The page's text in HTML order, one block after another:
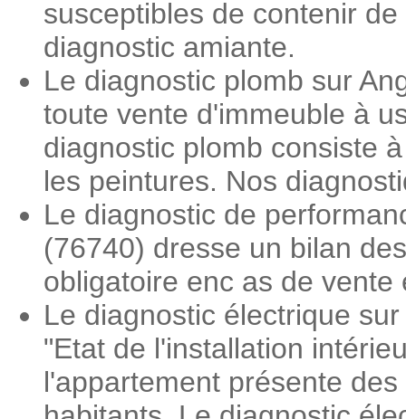
susceptibles de contenir
diagnostic amiante.
Le diagnostic plomb sur
toute vente d'immeuble à
diagnostic plomb consiste
les peintures. Nos
Le diagnostic de
(76740) dresse un bilan
obligatoire enc as de vente
Le diagnostic électrique
"Etat de l'installation
l'appartement présente